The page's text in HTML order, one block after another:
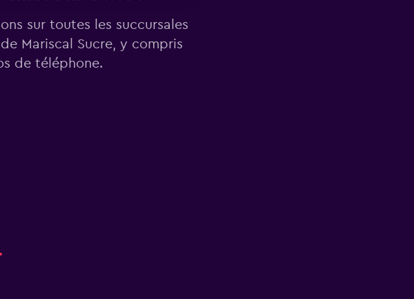
sur toutes les succursales
Mariscal Sucre, y compris
de téléphone.